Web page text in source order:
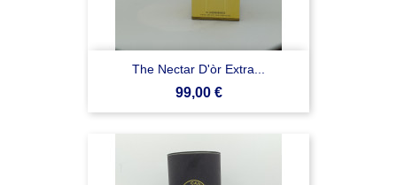
The Nectar D'òr Extra...
Prezzo
99,00 €